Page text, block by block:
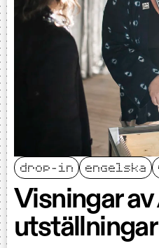
drop-in engelska
Visningar
utställningar